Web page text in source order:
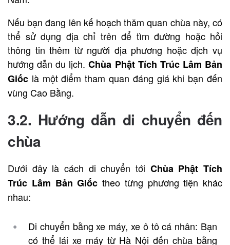
Nếu bạn đang lên kế hoạch thăm quan chùa này, có
thể sử dụng địa chỉ trên để tìm đường hoặc hỏi
thông tin thêm từ người địa phương hoặc dịch vụ
hướng dẫn du lịch.Chùa Phật Tích Trúc Lâm Bản
Giốc là một điểm tham quan đáng giá khi bạn đến
vùng Cao Bằng.
3.2. Hướng dẫn di chuyển đến
chùa
Dưới đây là cách di chuyển tới Chùa Phật Tích
Trúc Lâm Bản Giốc theo từng phương tiện khác
nhau:
Di chuyển bằng xe máy, xe ô tô cá nhân: Bạn
có thể lái xe máy từ Hà Nội đến chùa bằng